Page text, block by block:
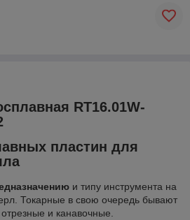
RT16.01W-
пластин для
и типу инструмента на
Токарные в свою очередь бывают
и канавочные.